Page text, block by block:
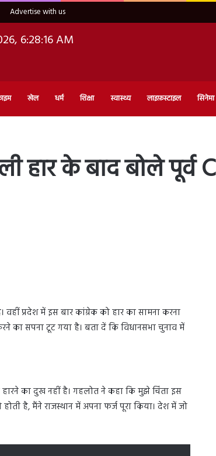
Advertise with us
6:28:17 AM
खेल धर्म शिक्षा स्वास्थ्य लाइफ़स्टाइल सिनेमा
हार के बाद बोले पूर्व
प्रदेश में इस बार कांग्रेक को हार का सामना करना
का सपना टूट गया है। बता दें कि विधानसभा चुनाव में
का दुख नहीं है। गहलोत ने कहा कि मुझे चिंता इस
है, मैंने राजस्थान में अपना फर्ज पूरा किया। देश में जो